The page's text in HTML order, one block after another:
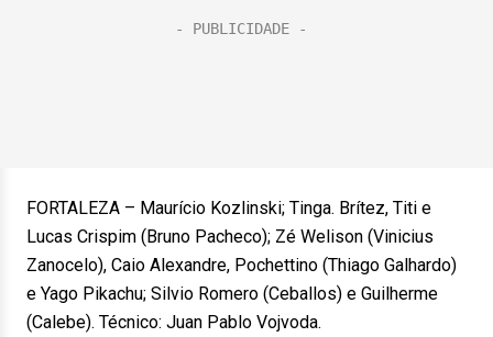
FORTALEZA – Maurício Kozlinski; Tinga. Brítez, Titi e
Lucas Crispim (Bruno Pacheco); Zé Welison (Vinicius
Zanocelo), Caio Alexandre, Pochettino (Thiago Galhardo)
e Yago Pikachu; Silvio Romero (Ceballos) e Guilherme
(Calebe). Técnico: Juan Pablo Vojvoda.